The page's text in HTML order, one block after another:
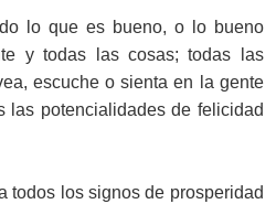
lo que es bueno, o lo bueno
y todas las cosas; todas las
escuche o sienta en la gente
las potencialidades de felicidad
todos los signos de prosperidad